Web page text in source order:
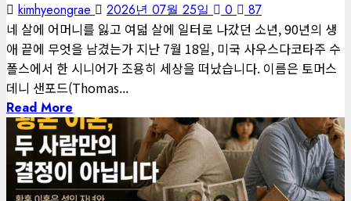
kimhyeongrae 2026년 07월 25일 0 87
네 살에 어머니를 잃고 여덟 살에 일터로 나갔던 소년, 90년의 생
애 끝에 무엇을 남겼는가 지난 7월 18일, 미국 사우스다코타주 수
폴스에서 한 시니어가 조용히 세상을 떠났습니다. 이름은 토머스
데니 샌포드(Thomas...
Read More
1 minute read
아침마다 지혜
게재된 글